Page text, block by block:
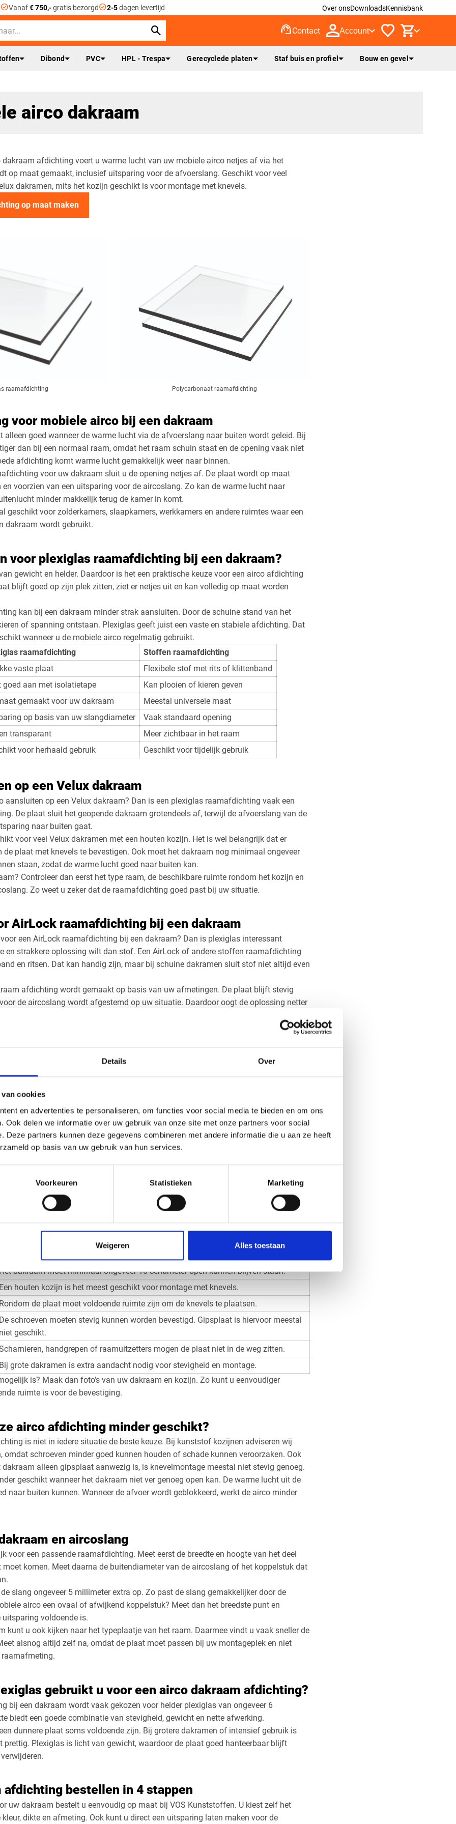
Details Over
van cookies
en advertenties te personaliseren, om functies voor social media te bieden en om ons
Ook delen we informatie over uw gebruik van onze site met onze partners voor social
Deze partners kunnen deze gegevens combineren met andere informatie die u aan ze heeft
op basis van uw gebruik van hun services.
Voorkeuren Statistieken Marketing
Weigeren Alles toestaan
check_circleVanaf€ 750,-gratis bezorgdcheck_circle2-5dagen levertijd Over onsDownloadsKennisbank
support_agentContact Account
Dibond PVC HPL - Trespa Gerecyclede platen Staf buis en profiel Bouw en gevel
airco dakraam
dakraam afdichting voert u warme lucht van uw mobiele airco netjes af via het
op maat gemaakt, inclusief uitsparing voor de afvoerslang. Geschikt voor veel
dakramen, mits het kozijn geschikt is voor montage met knevels.
op maat maken
raamafdichting Polycarbonaat raamafdichting
voor mobiele airco bij een dakraam
alleen goed wanneer de warme lucht via de afvoerslang naar buiten wordt geleid. Bij
dan bij een normaal raam, omdat het raam schuin staat en de opening vaak niet
afdichting komt warme lucht gemakkelijk weer naar binnen.
voor uw dakraam sluit u de opening netjes af. De plaat wordt op maat
voorzien van een uitsparing voor de aircoslang. Zo kan de warme lucht naar
minder makkelijk terug de kamer in komt.
geschikt voor zolderkamers, slaapkamers, werkkamers en andere ruimtes waar een
dakraam wordt gebruikt.
voor plexiglas raamafdichting bij een dakraam?
gewicht en helder. Daardoor is het een praktische keuze voor een airco afdichting
blijft goed op zijn plek zitten, ziet er netjes uit en kan volledig op maat worden
kan bij een dakraam minder strak aansluiten. Door de schuine stand van het
of spanning ontstaan. Plexiglas geeft juist een vaste en stabiele afdichting. Dat
wanneer u de mobiele airco regelmatig gebruikt.
raamafdichting
Stoffen raamafdichting
vaste plaat
Flexibele stof met rits of klittenband
goed aan met isolatietape
Kan plooien of kieren geven
gemaakt voor uw dakraam
Meestal universele maat
op basis van uw slangdiameter
Vaak standaard opening
transparant
Meer zichtbaar in het raam
voor herhaald gebruik Geschikt voor tijdelijk gebruik
op een Velux dakraam
aansluiten op een Velux dakraam? Dan is een plexiglas raamafdichting vaak een
De plaat sluit het geopende dakraam grotendeels af, terwijl de afvoerslang van de
naar buiten gaat.
voor veel Velux dakramen met een houten kozijn. Het is wel belangrijk dat er
plaat met knevels te bevestigen. Ook moet het dakraam nog minimaal ongeveer
staan, zodat de warme lucht goed naar buiten kan.
Controleer dan eerst het type raam, de beschikbare ruimte rondom het kozijn en
Zo weet u zeker dat de raamafdichting goed past bij uw situatie.
AirLock raamafdichting bij een dakraam
een AirLock raamafdichting bij een dakraam? Dan is plexiglas interessant
en strakkere oplossing wilt dan stof. Een AirLock of andere stoffen raamafdichting
en ritsen. Dat kan handig zijn, maar bij schuine dakramen sluit stof niet altijd even
afdichting wordt gemaakt op basis van uw afmetingen. De plaat blijft stevig
de aircoslang wordt afgestemd op uw situatie. Daardoor oogt de oplossing netter
airco’s van Gamma, Praxis en andere merken
voor vrijwel iedere mobiele airco met een afvoerslang. Dat geldt ook voor
verkocht bij winkels zoals Gamma en Praxis. Denk aan modellen van onder andere
De’Longhi, AEG en andere bekende merken.
van de airco is meestal niet bepalend. Belangrijker zijn de diameter van de
het koppelstuk en de beschikbare ruimte in het dakraam. Meet daarom altijd de
of het koppelstuk voordat u de plaat bestelt.
mogelijk bij uw dakraam?
de plexiglas raamafdichting bevestigd met knevels. Deze montagemethode zorgt
op zijn plek blijft zitten, ook wanneer het raam schuin staat. Niet ieder dakraam is
of uw dakraam voldoet aan de belangrijkste voorwaarden.
dakraam moet minimaal ongeveer 10 centimeter open kunnen blijven staan.
Een houten kozijn is het meest geschikt voor montage met knevels.
Rondom de plaat moet voldoende ruimte zijn om de knevels te plaatsen.
De schroeven moeten stevig kunnen worden bevestigd. Gipsplaat is hiervoor meestal
niet geschikt.
handgrepen of raamuitzetters mogen de plaat niet in de weg zitten.
Bij grote dakramen is extra aandacht nodig voor stevigheid en montage.
is? Maak dan foto’s van uw dakraam en kozijn. Zo kunt u eenvoudiger
ruimte is voor de bevestiging.
airco afdichting minder geschikt?
is niet in iedere situatie de beste keuze. Bij kunststof kozijnen adviseren wij
omdat schroeven minder goed kunnen houden of schade kunnen veroorzaken. Ook
alleen gipsplaat aanwezig is, is knevelmontage meestal niet stevig genoeg.
geschikt wanneer het dakraam niet ver genoeg open kan. De warme lucht uit de
naar buiten kunnen. Wanneer de afvoer wordt geblokkeerd, werkt de airco minder
en aircoslang
voor een passende raamafdichting. Meet eerst de breedte en hoogte van het deel
komen. Meet daarna de buitendiameter van de aircoslang of het koppelstuk dat
slang ongeveer 5 millimeter extra op. Zo past de slang gemakkelijker door de
airco een ovaal of afwijkend koppelstuk? Meet dan het breedste punt en
voldoende is.
kunt u ook kijken naar het typeplaatje van het raam. Daarmee vindt u vaak sneller de
alsnog altijd zelf na, omdat de plaat moet passen bij uw montageplek en niet
gebruikt u voor een airco dakraam afdichting?
bij een dakraam wordt vaak gekozen voor helder plexiglas van ongeveer 6
biedt een goede combinatie van stevigheid, gewicht en nette afwerking.
dunnere plaat soms voldoende zijn. Bij grotere dakramen of intensief gebruik is
prettig. Plexiglas is licht van gewicht, waardoor de plaat goed hanteerbaar blijft
afdichting bestellen in 4 stappen
uw dakraam bestelt u eenvoudig op maat bij VOS Kunststoffen. U kiest zelf het
dikte en afmeting. Ook kunt u direct een uitsparing laten maken voor de